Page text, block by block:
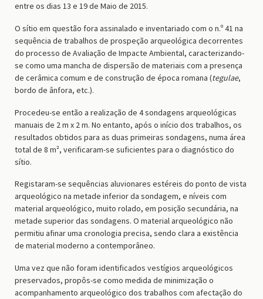
entre os dias 13 e 19 de Maio de 2015.
O sítio em questão fora assinalado e inventariado com o n.º 41 na
sequência de trabalhos de prospeção arqueológica decorrentes
do processo de Avaliação de Impacte Ambiental, caracterizando-
se como uma mancha de dispersão de materiais com a presença
de cerâmica comum e de construção de época romana (tegulae,
bordo de ânfora, etc.).
Procedeu-se então a realização de 4 sondagens arqueológicas
manuais de 2 m x 2 m. No entanto, após o início dos trabalhos, os
resultados obtidos para as duas primeiras sondagens, numa área
total de 8 m², verificaram-se suficientes para o diagnóstico do
sítio.
Registaram-se sequências aluvionares estéreis do ponto de vista
arqueológico na metade inferior da sondagem, e níveis com
material arqueológico, muito rolado, em posição secundária, na
metade superior das sondagens. O material arqueológico não
permitiu afinar uma cronologia precisa, sendo clara a existência
de material moderno a contemporâneo.
Uma vez que não foram identificados vestígios arqueológicos
preservados, propôs-se como medida de minimização o
acompanhamento arqueológico dos trabalhos com afectação do